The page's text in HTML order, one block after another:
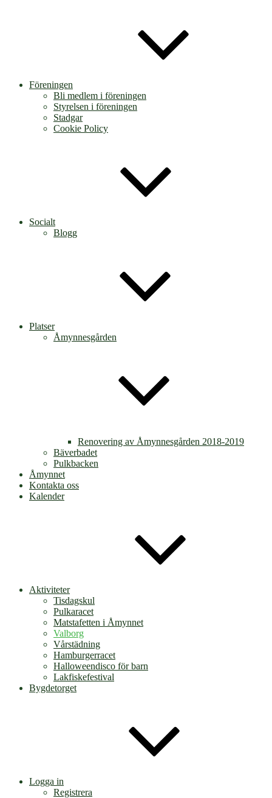
Föreningen
Bli medlem i föreningen
Styrelsen i föreningen
Stadgar
Cookie Policy
Socialt
Blogg
Platser
Åmynnesgården
Renovering av Åmynnesgården 2018-2019
Bäverbadet
Pulkbacken
Åmynnet
Kontakta oss
Kalender
Aktiviteter
Tisdagskul
Pulkaracet
Matstafetten i Åmynnet
Valborg
Vårstädning
Hamburgerracet
Halloweendisco för barn
Lakfiskefestival
Bygdetorget
Logga in
Registrera